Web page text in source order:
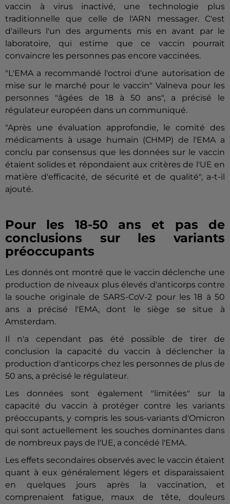
vaccin à virus inactivé, une technologie plus
traditionnelle que celle de l'ARN messager. C'est
d'ailleurs l'un des arguments mis en avant par le
laboratoire, qui estime que ce vaccin pourrait
convaincre les personnes pas encore vaccinées.
"L'EMA a recommandé l'octroi d'une autorisation de
mise sur le marché pour le vaccin" Valneva pour les
personnes "âgées de 18 à 50 ans", a précisé le
régulateur européen dans un communiqué.
"Après une évaluation approfondie, le comité des
médicaments à usage humain (CHMP) de l'EMA a
conclu par consensus que les données sur le vaccin
étaient solides et répondaient aux critères de l'UE en
matière d'efficacité, de sécurité et de qualité", a-t-il
ajouté.
Pour les 18-50 ans et pas de
conclusions sur les variants
préoccupants
Les donnés ont montré que le vaccin déclenche une
production de niveaux plus élevés d'anticorps contre
la souche originale de SARS-CoV-2 pour les 18 à 50
ans a précisé l'EMA, dont le siège se situe à
Amsterdam.
Il n'a cependant pas été possible de tirer de
conclusion la capacité du vaccin à déclencher la
production d'anticorps chez les personnes de plus de
50 ans, a précisé le régulateur.
Les données sont également "limitées" sur la
capacité du vaccin à protéger contre les variants
préoccupants, y compris les sous-variants d'Omicron
qui sont actuellement les souches dominantes dans
de nombreux pays de l'UE, a concédé l'EMA.
Les effets secondaires observés avec le vaccin étaient
quant à eux généralement légers et disparaissaient
en quelques jours après la vaccination, et
comprenaient fatigue, maux de tête, douleurs